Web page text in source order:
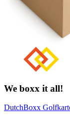
We boxx it all!
DutchBoxx